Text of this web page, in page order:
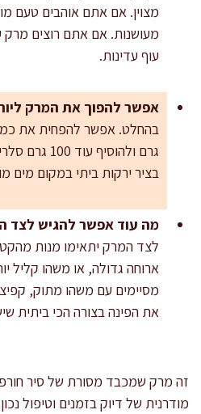
מצוין. אם אתם אוהבים טעם
מעושנות. אם אתם רוצים מרק
עוף עדינות.
אפשר להפוך את המרק
גרם ולהוסיף
בציר ירקות ביתי במקום מים
מה עוד אפשר להגיש לצד
לצד המרק יתאימו מנות
ארוחה גדולה, או משהו קליל
מסיימים עם משהו מתוק,
את הפינה בצורה הכי ביתית
זה מרק שמכבד מסורת של סיר
מודרנית של דיוק בזמנים וטיפול